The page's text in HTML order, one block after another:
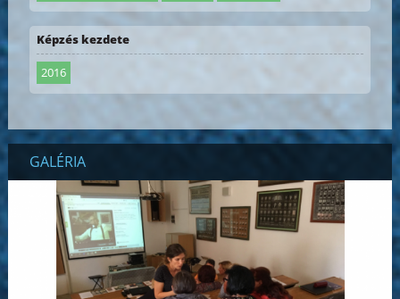
Képzés kezdete
2016
GALÉRIA